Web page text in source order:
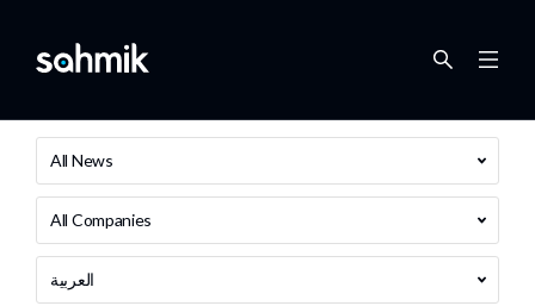
All News
All Companies
العربية